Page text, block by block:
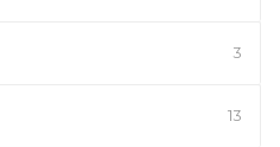
3
13